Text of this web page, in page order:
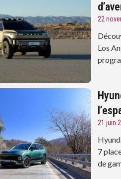
22
Los
21 juin
7
de